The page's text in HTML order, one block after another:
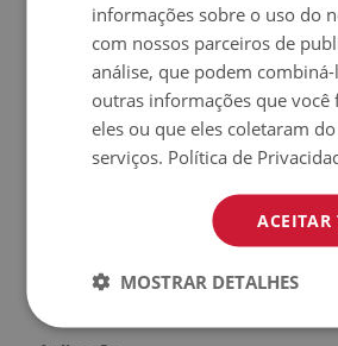
ATENÇÃO!
O preço indicado refere-se a um
azulejos com dimensões de 30x30 cm.
Dimensão do azulejo: 30x30 cm
Material: Vinil reforçado com malha
informações sobre o uso do
com nossos parceiros de
análise, que podem
outras informações que você
eles ou que eles coletaram
serviços. Política de
ACEITAR
MOSTRAR DETALHES